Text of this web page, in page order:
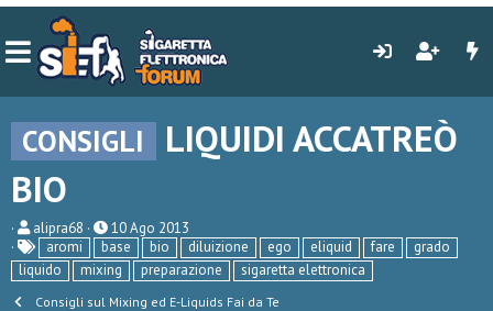
CONSIGLI
LIQUIDI ACCATREÒ
BIO
C
r
e
a
alipra68
D
a
t
a
d
10 Ago 2013
aromi
base bio diluizione ego eliquid fare
grado
liquido
mixing preparazione sigaretta elettronica
Consigli sul Mixing ed E-Liquids Fai da Te